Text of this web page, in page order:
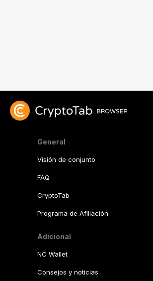
General
Visión de conjunto
FAQ
CryptoTab
Programa de Afiliación
Adicional
NC Wallet
Consejos y noticias